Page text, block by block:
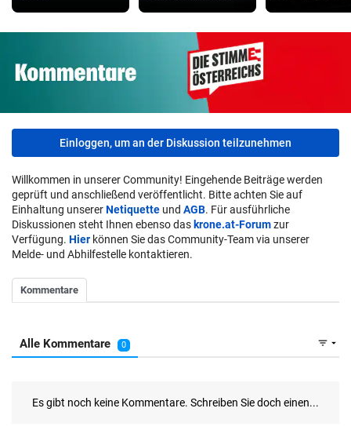
Einloggen, um an der Diskussion teilzunehmen
Willkommen in unserer Community! Eingehende Beiträge werden
geprüft und anschließend veröffentlicht. Bitte achten Sie auf
Einhaltung unsererNetiquette und AGB. Für ausführliche
Diskussionen steht Ihnen ebenso das krone.at-Forumzur
Verfügung. Hier können Sie das Community-Team via unserer
Melde- und Abhilfestelle kontaktieren.